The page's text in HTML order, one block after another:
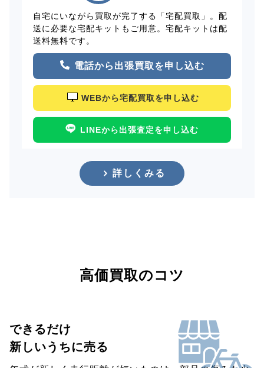
自宅にいながら買取が完了する「宅配買取」。配
送に必要な宅配キットもご用意。宅配キットは配
送料無料です。
電話から出張買取を申し込む
WEBから宅配買取を申し込む
LINEから出張査定を申し込む
詳しくみる
高価買取のコツ
できるだけ
新しいうちに売る